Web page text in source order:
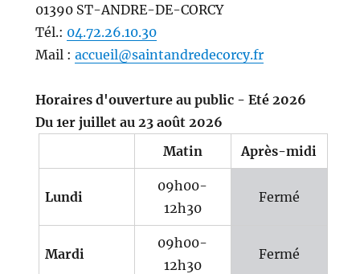
01390 ST-ANDRE-DE-CORCY
Tél.: 04.72.26.10.30
Mail : accueil@saintandredecorcy.fr
Horaires d'ouverture au public - Eté 2026
Du 1er juillet au 23 août 2026
Matin
Après-midi
Lundi
09h00-
12h30
Fermé
Mardi
09h00-
12h30
Fermé